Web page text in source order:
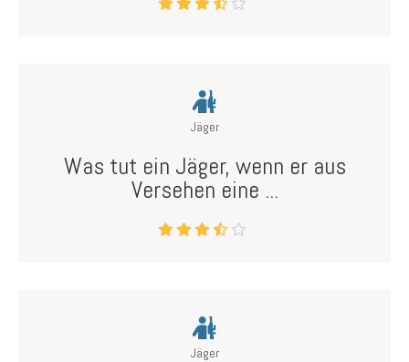
Jäger
Was tut ein Jäger, wenn er aus
Versehen eine ...
Jäger